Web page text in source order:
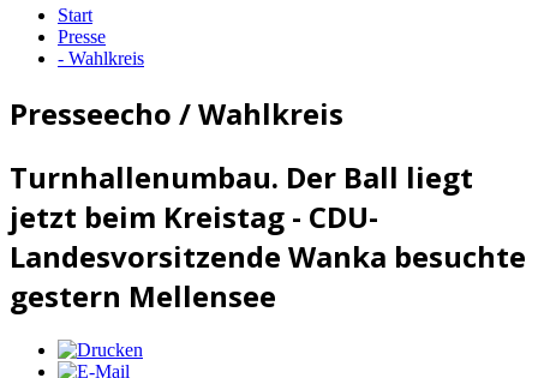
Start
Presse
- Wahlkreis
Presseecho / Wahlkreis
Turnhallenumbau. Der Ball liegt
jetzt beim Kreistag - CDU-
Landesvorsitzende Wanka besuchte
gestern Mellensee